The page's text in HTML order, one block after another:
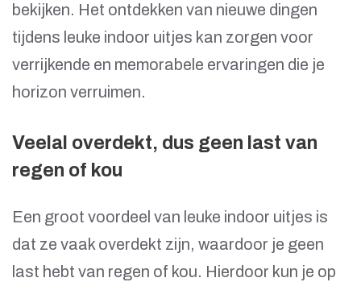
bekijken. Het ontdekken van nieuwe dingen
tijdens leuke indoor uitjes kan zorgen voor
verrijkende en memorabele ervaringen die je
horizon verruimen.
Veelal overdekt, dus geen last van
regen of kou
Een groot voordeel van leuke indoor uitjes is
dat ze vaak overdekt zijn, waardoor je geen
last hebt van regen of kou. Hierdoor kun je op